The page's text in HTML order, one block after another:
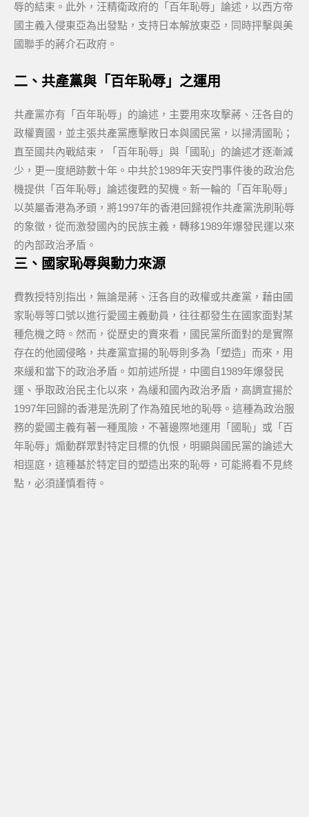
辱的結束。此外，汪精衛政府的「百年恥辱」論述，以西方帝
國主義入侵東亞為出發點，支持日本解放東亞，同時抨擊與美
國聯手的蔣介石政府。
二、共產黨與「百年恥辱」之運用
共產黨亦有「百年恥辱」的論述，主要用來攻擊蔣、汪各自的
政權賣國，並主張共產黨應擊敗日本與國民黨，以掃清國恥；
直至國共內戰結束，「百年恥辱」與「國恥」的論述才逐漸減
少，更一度絕跡數十年。中共於1989年天安門事件後的政治危
機提供「百年恥辱」論述復甦的契機。新一輪的「百年恥辱」
以英屬香港為矛頭，將1997年的香港回歸視作共產黨洗刷恥辱
的象徵，從而激發國內的民族主義，轉移1989年爆發民運以來
的內部政治矛盾。
三、國家恥辱與動力來源
費教授特別指出，無論是蔣、汪各自的政權或共產黨，藉由國
家恥辱等口號以進行愛國主義動員，往往都發生在國家面對某
種危機之時。然而，從歷史的賣來看，國民黨所面對的是實際
存在的他國侵略，共產黨宣揚的恥辱則多為「塑造」而來，用
來緩和當下的政治矛盾。如前述所提，中國自1989年爆發民
運、爭取政治民主化以來，為緩和國內政治矛盾，高調宣揚於
1997年回歸的香港是洗刷了作為殖民地的恥辱。這種為政治服
務的愛國主義有著一種風險，不著邊際地運用「國恥」或「百
年恥辱」煽動群眾對特定目標的仇恨，明顯與國民黨的論述大
相逕庭，這種基於特定目的塑造出來的恥辱，可能將看不見終
點，必須謹慎看待。